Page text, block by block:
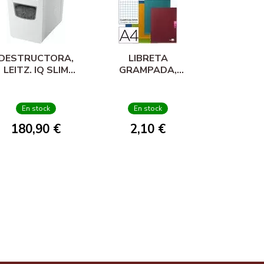
LEITZ. IQ SLIM
En stock
180,90 €
LIBRETA
GRAMPADA,
FOLLAS, 90 GR.,
CADRICULADA 6
MM.
En stock
2,10 €